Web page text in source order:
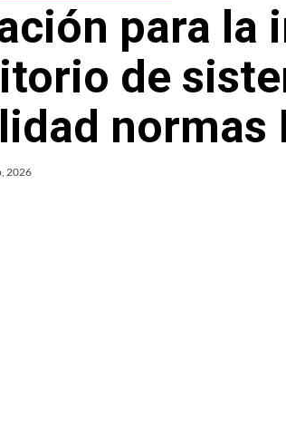
para la
de
normas
2026